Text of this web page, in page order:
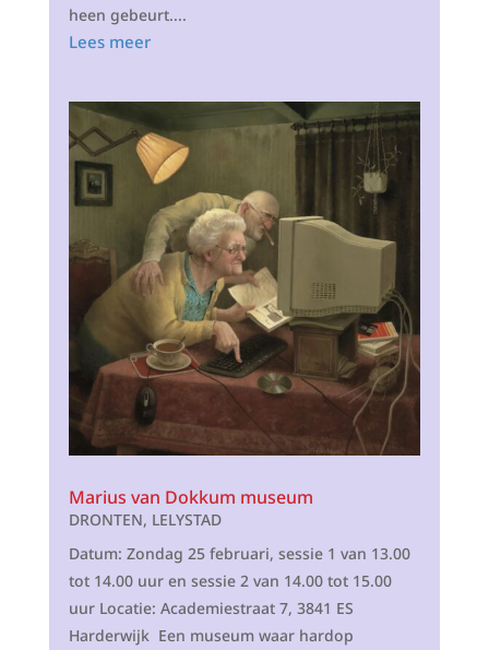
heen gebeurt....
Lees meer
Marius van Dokkum museum
DRONTEN, LELYSTAD
Datum: Zondag 25 februari, sessie 1 van 13.00
tot 14.00 uur en sessie 2 van 14.00 tot 15.00
uur Locatie: Academiestraat 7, 3841 ES
Harderwijk Een museum waar hardop